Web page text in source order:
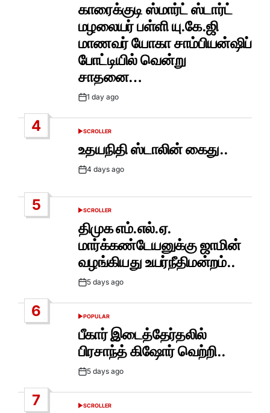
காரைக்குடி ஸ்மார்ட் ஸ்டார்ட்
மழலையர் பள்ளி யு.கே.ஜி
மாணவர் யோகா சாம்பியன்ஷிப்
போட்டியில் வென்று
சாதனை…
Post1 day ago
4
POSTED
SCROLLER
உதயநிதி ஸ்டாலின் கைது..
Post4 days ago
5
POSTED
SCROLLER
திமுக எம்.எல்.ஏ.
மார்க்கண்டேயனுக்கு ஜாமின்
வழங்கியது உயர்நீதிமன்றம்..
Post5 days ago
6
POSTED
IN
POPULAR
பீகார் இடைத்தேர்தலில்
பிரசாந்த் கிஷோர் வெற்றி..
Post5 days ago
7
POSTED
SCROLLER